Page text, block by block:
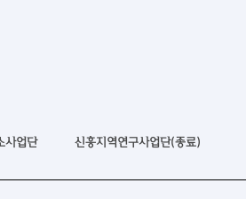
사업단 신흥지역연구사업단(종료)